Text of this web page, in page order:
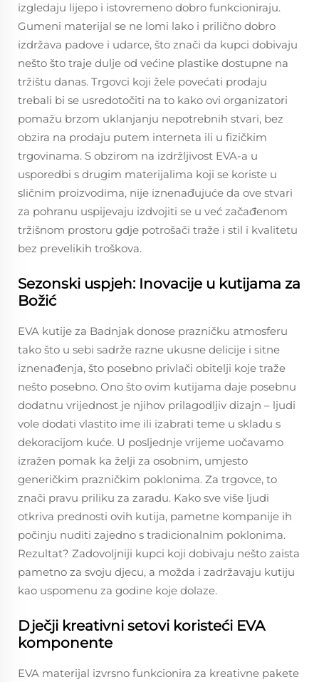
izgledaju lijepo i istovremeno dobro funkcioniraju.
Gumeni materijal se ne lomi lako i prilično dobro
izdržava padove i udarce, što znači da kupci dobivaju
nešto što traje dulje od većine plastike dostupne na
tržištu danas. Trgovci koji žele povećati prodaju
trebali bi se usredotočiti na to kako ovi organizatori
pomažu brzom uklanjanju nepotrebnih stvari, bez
obzira na prodaju putem interneta ili u fizičkim
trgovinama. S obzirom na izdržljivost EVA-a u
usporedbi s drugim materijalima koji se koriste u
sličnim proizvodima, nije iznenađujuće da ove stvari
za pohranu uspijevaju izdvojiti se u već začađenom
tržišnom prostoru gdje potrošači traže i stil i kvalitetu
bez prevelikih troškova.
Sezonski uspjeh: Inovacije u kutijama za
Božić
EVA kutije za Badnjak donose prazničku atmosferu
tako što u sebi sadrže razne ukusne delicije i sitne
iznenađenja, što posebno privlači obitelji koje traže
nešto posebno. Ono što ovim kutijama daje posebnu
dodatnu vrijednost je njihov prilagodljiv dizajn – ljudi
vole dodati vlastito ime ili izabrati teme u skladu s
dekoracijom kuće. U posljednje vrijeme uočavamo
izražen pomak ka želji za osobnim, umjesto
generičkim prazničkim poklonima. Za trgovce, to
znači pravu priliku za zaradu. Kako sve više ljudi
otkriva prednosti ovih kutija, pametne kompanije ih
počinju nuditi zajedno s tradicionalnim poklonima.
Rezultat? Zadovoljniji kupci koji dobivaju nešto zaista
pametno za svoju djecu, a možda i zadržavaju kutiju
kao uspomenu za godine koje dolaze.
Dječji kreativni setovi koristeći EVA
komponente
EVA materijal izvrsno funkcionira za kreativne pakete